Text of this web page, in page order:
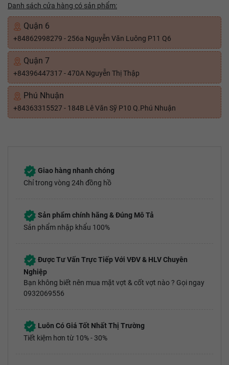
Danh sách cửa hàng có sản phẩm:
Quận 6
+84862998279 - 256a Nguyễn Văn Luông P11 Q6
Quận 7
+84396447317 - 470A Nguyễn Thị Thập
Phú Nhuận
+84363315527 - 184B Lê Văn Sỹ P10 Q.Phú Nhuận
Giao hàng nhanh chóng
Chỉ trong vòng 24h đồng hồ
Sản phẩm chính hãng & Đúng Mô Tả
Sản phẩm nhập khẩu 100%
Được Tư Vấn Trực Tiếp Với VĐV & HLV Chuyên
Nghiệp
Bạn không biết nên mua mặt vợt & cốt vợt nào ? Gọi ngay
0932069556
Luôn Có Giá Tốt Nhất Thị Trường
Tiết kiệm hơn từ 10% - 30%